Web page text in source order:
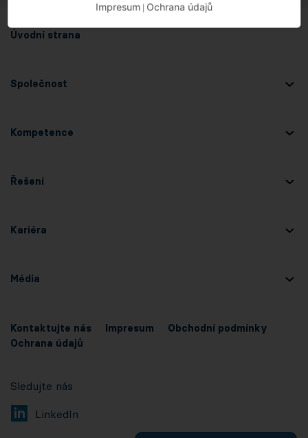
Úvodní strana
Společnost
Kompetence
Řešení
Kariéra
Média
Kontaktujte nás Impresum
Obchodní podmínky
Ochrana údajů
Sledujte nás
LinkedIn
Impresum Ochrana údajů